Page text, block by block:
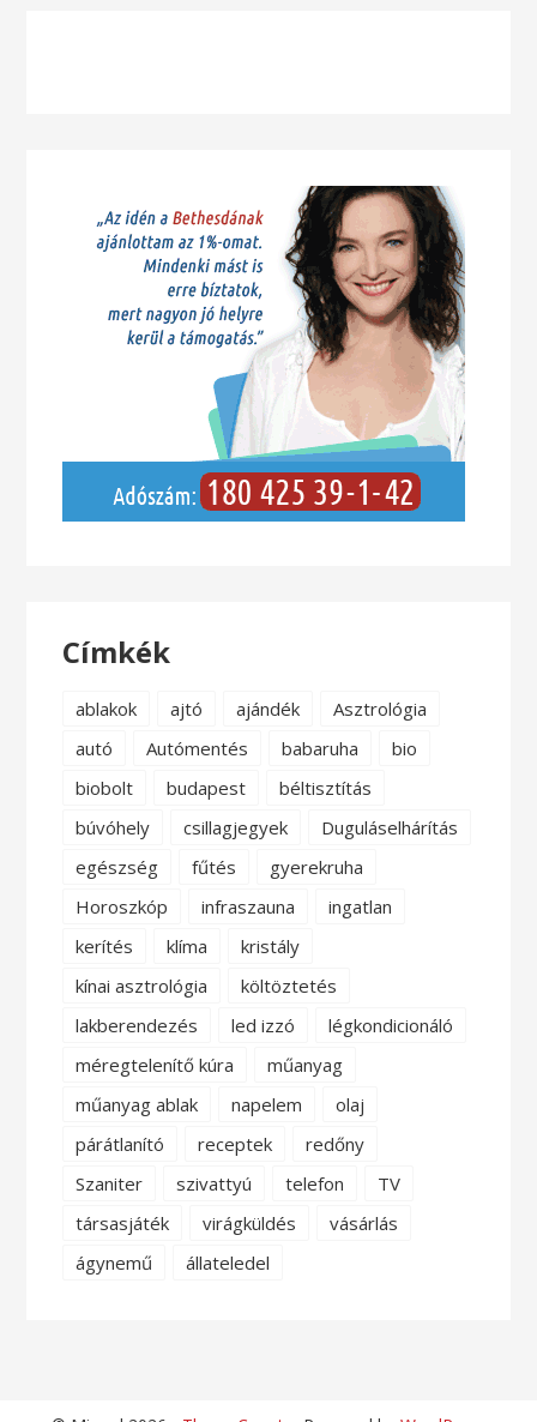
Címkék
ablakok ajtó ajándék
Asztrológia
autó
Autómentés babaruha
bio
biobolt
budapest
béltisztítás
búvóhely
csillagjegyek
Duguláselhárítás
egészség
fűtés
gyerekruha
Horoszkóp
infraszauna
ingatlan
kerítés
klíma
kristály
kínai asztrológia
költöztetés
lakberendezés
led izzó
légkondicionáló
méregtelenítő kúra
műanyag
műanyag ablak
napelem
olaj
párátlanító
receptek
redőny
Szaniter
szivattyú telefon
TV
társasjáték
virágküldés
vásárlás
ágynemű
állateledel